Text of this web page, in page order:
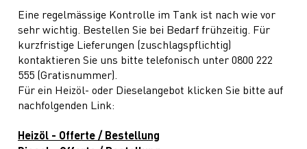
Eine regelmässige Kontrolle im Tank ist nach wie vor
sehr wichtig. Bestellen Sie bei Bedarf frühzeitig. Für
kurzfristige Lieferungen (zuschlagspflichtig)
kontaktieren Sie uns bitte telefonisch unter 0800 222
555 (Gratisnummer).
Für ein Heizöl- oder Dieselangebot klicken Sie bitte auf
nachfolgenden Link:
Heizöl - Offerte / Bestellung